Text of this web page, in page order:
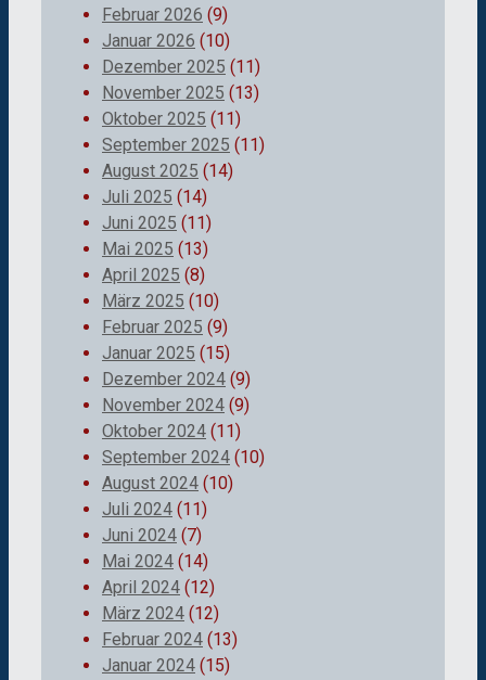
Februar 2026 (9)
Januar 2026 (10)
Dezember 2025 (11)
November 2025 (13)
Oktober 2025 (11)
September 2025 (11)
August 2025 (14)
Juli 2025 (14)
Juni 2025 (11)
Mai 2025 (13)
April 2025 (8)
März 2025 (10)
Februar 2025 (9)
Januar 2025 (15)
Dezember 2024 (9)
November 2024 (9)
Oktober 2024 (11)
September 2024 (10)
August 2024 (10)
Juli 2024 (11)
Juni 2024 (7)
Mai 2024 (14)
April 2024 (12)
März 2024 (12)
Februar 2024 (13)
Januar 2024 (15)